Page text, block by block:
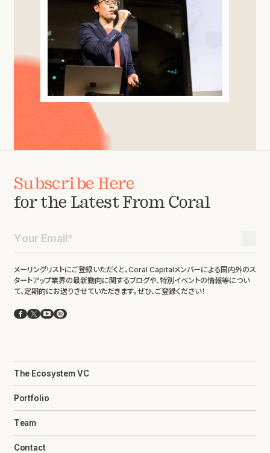
Subscribe Here
for the Latest From Coral
メーリングリストにご登録いただくと、Coral Capitalメンバーによる国内外のス
タートアップ業界の最新動向に関するブログや、特別イベントの情報等につい
て、定期的にお送りさせていただきます。ぜひ、ご登録ください！
Facebook
X YouTube
Spotify
The Ecosystem VC
Portfolio
Team
Contact